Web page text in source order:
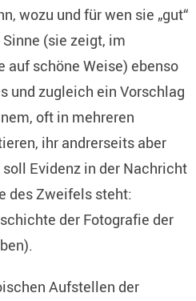
wozu und für wen sie „gut“
(sie zeigt, im
auf schöne Weise) ebenso
und zugleich ein Vorschlag
oft in mehreren
ihr andrerseits aber
Evidenz in der Nachricht
des Zweifels steht:
der Fotografie der
Aufstellen der